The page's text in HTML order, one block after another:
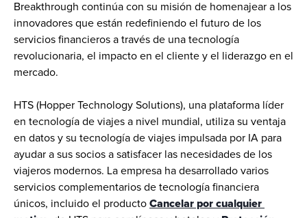
Breakthrough continúa con su misión de homenajear a los
innovadores que están redefiniendo el futuro de los
servicios financieros a través de una tecnología
revolucionaria, el impacto en el cliente y el liderazgo en el
mercado.
HTS (Hopper Technology Solutions), una plataforma líder
en tecnología de viajes a nivel mundial, utiliza su ventaja
en datos y su tecnología de viajes impulsada por IA para
ayudar a sus socios a satisfacer las necesidades de los
viajeros modernos. La empresa ha desarrollado varios
servicios complementarios de tecnología financiera
únicos, incluido el producto Cancelar por cualquier